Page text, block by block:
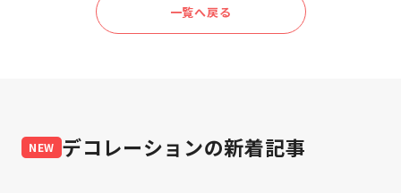
一覧へ戻る
NEW デコレーションの新着記事